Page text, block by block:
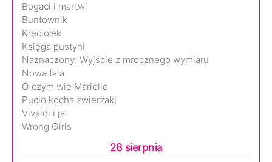
Bogaci i martwi
Buntownik
Kręciołek
Księga pustyni
Naznaczony: Wyjście z mrocznego wymiaru
Nowa fala
O czym wie Marielle
Pucio kocha zwierzaki
Vivaldi i ja
Wrong Girls
28 sierpnia